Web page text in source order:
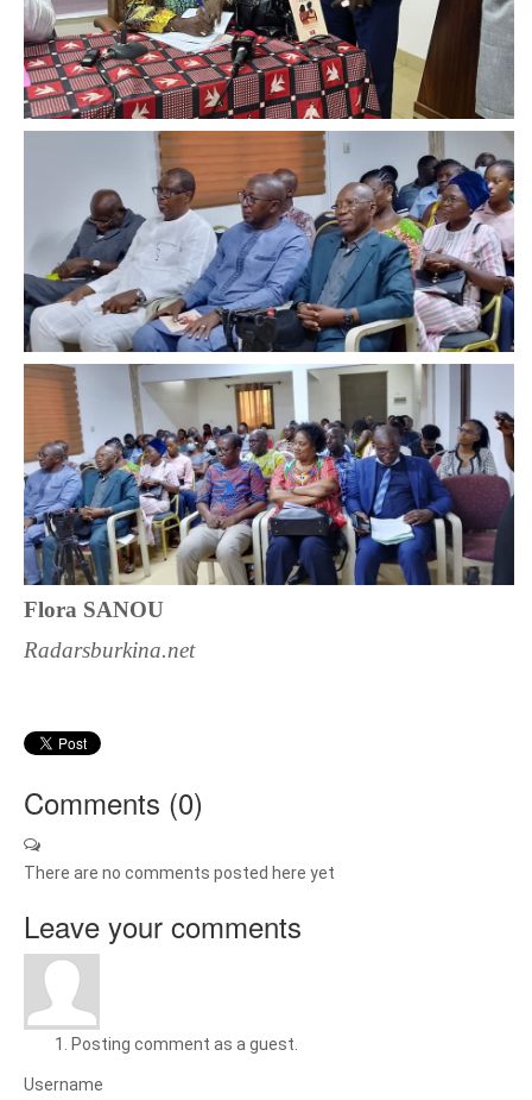
Flora SANOU
Radarsburkina.net
Comments (0)
There are no comments posted here yet
Leave your comments
Posting comment as a guest.
Username